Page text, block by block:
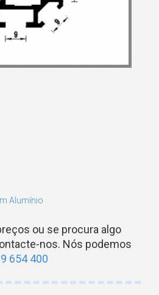
Alumínio
ou se procura algo
nos. Nós podemos
654 400